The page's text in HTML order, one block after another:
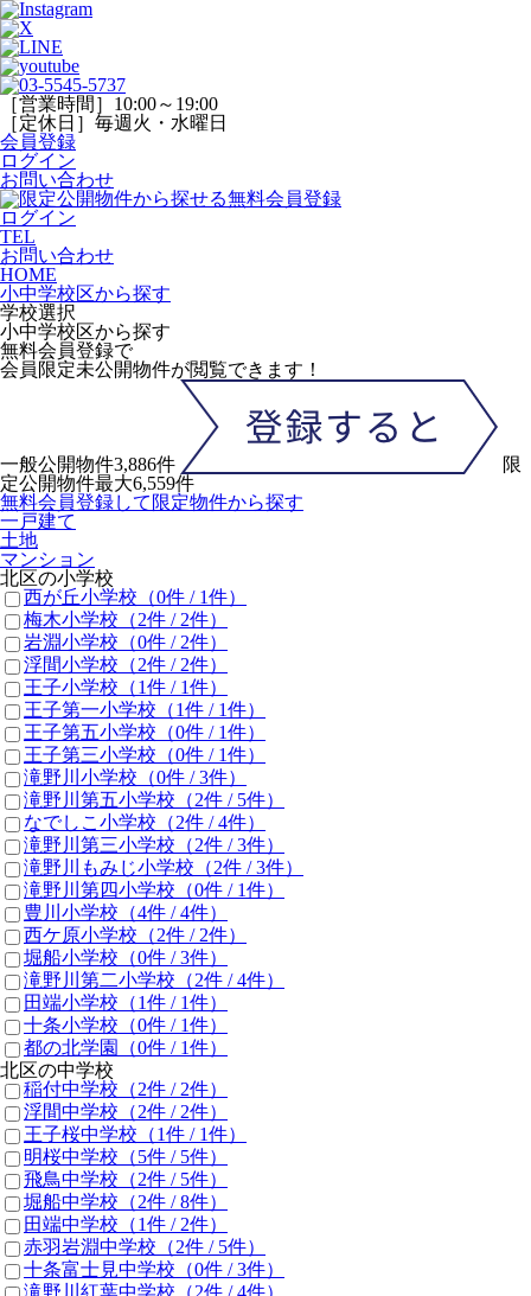
［営業時間］10:00～19:00
［定休日］毎週火・水曜日
会員登録
ログイン
お問い合わせ
ログイン
TEL
お問い合わせ
HOME
小中学校区から探す
学校選択
小中学校区から探す
無料会員登録で
会員限定未公開物件が閲覧できます！
一般公開物件3,886件
限
定公開物件最大6,559件
無料会員登録して限定物件から探す
一戸建て
土地
マンション
北区の小学校
西が丘小学校 （0件 / 1件）
梅木小学校 （2件 / 2件）
岩淵小学校 （0件 / 2件）
浮間小学校 （2件 / 2件）
王子小学校 （1件 / 1件）
王子第一小学校 （1件 / 1件）
王子第五小学校 （0件 / 1件）
王子第三小学校 （0件 / 1件）
滝野川小学校 （0件 /3件）
滝野川第五小学校 （2件 / 5件）
なでしこ小学校 （2件 /4件）
滝野川第三小学校 （2件 /3件）
滝野川もみじ小学校 （2件 /3件）
滝野川第四小学校 （0件 / 1件）
豊川小学校 （4件 /4件）
西ケ原小学校 （2件 / 2件）
堀船小学校 （0件 /3件）
滝野川第二小学校 （2件 /4件）
田端小学校 （1件 / 1件）
十条小学校 （0件 / 1件）
都の北学園
（0件 / 1件）
北区の中学校
稲付中学校 （2件 / 2件）
浮間中学校 （2件 / 2件）
王子桜中学校 （1件 / 1件）
明桜中学校 （5件 / 5件）
飛鳥中学校 （2件 / 5件）
堀船中学校 （2件 /8件）
田端中学校 （1件 / 2件）
赤羽岩淵中学校 （2件 / 5件）
十条富士見中学校 （0件 /3件）